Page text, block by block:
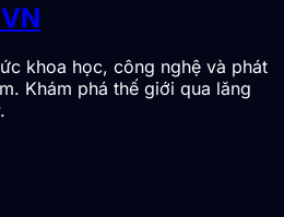
khoa học, công nghệ và phát
Khám phá thế giới qua lăng